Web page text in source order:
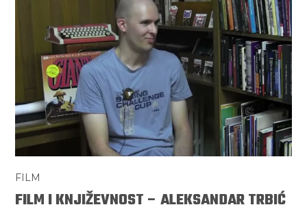
FILM
FILM I KNJIŽEVNOST – ALEKSANDAR TRBIĆ